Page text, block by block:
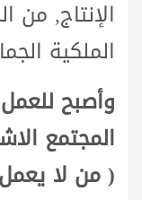
الإنتاج, من
الملكية
وأصبح
المجتمع
( من لا